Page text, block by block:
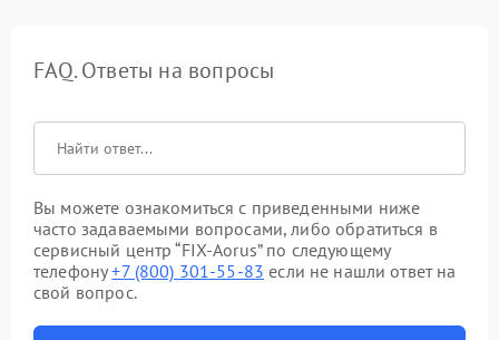
FAQ. Ответы на вопросы
Вы можете ознакомиться с приведенными ниже
часто задаваемыми вопросами, либо обратиться в
сервисный центр “FIX-Aorus” по следующему
телефону+7 (800) 301-55-83 если не нашли ответ на
свой вопрос.